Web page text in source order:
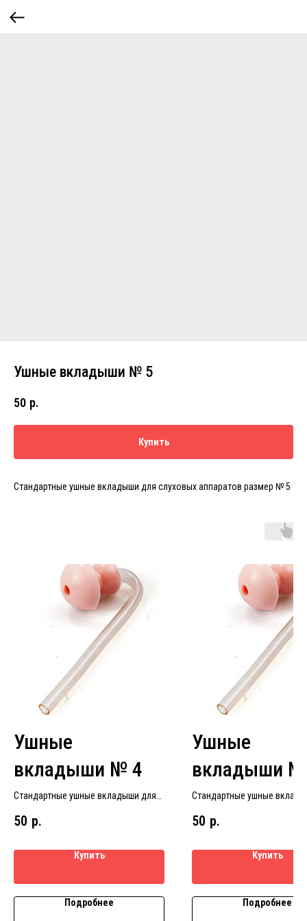
Ушные вкладыши № 5
50 р.
Купить
Стандартные ушные вкладыши для слуховых аппаратов размер № 5
Ушные
вкладыши № 4
Стандартные ушные вкладыши для
50 р.
Купить
Подробнее
Ушные
вкладыши
Стандартные ушные
50 р.
Купить
Подробнее